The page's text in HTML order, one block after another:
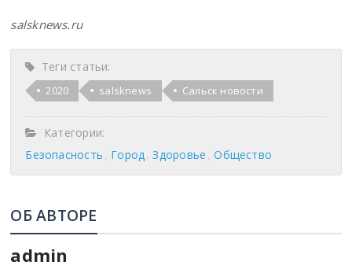
salsknews.ru
Теги статьи:
2020 salsknews Сальск новости
Категории:
Безопасность
Город Здоровье Общество
ОБ АВТОРЕ
admin